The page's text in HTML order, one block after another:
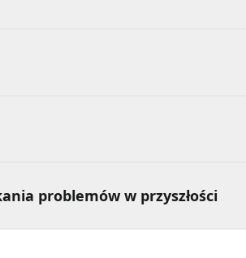
problemów w przyszłości